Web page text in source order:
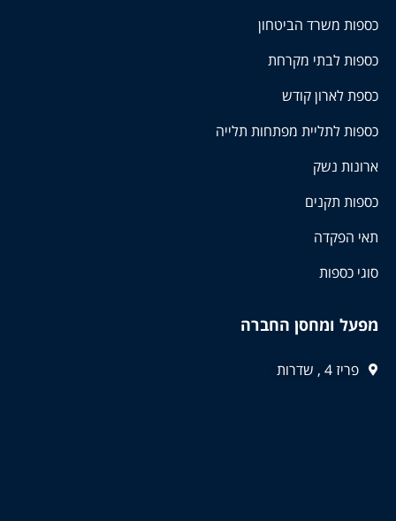
כספות משרד הביטחון
כספות לבתי מקרחת
כספת לארון קודש
כספות לתליית מפתחות תלייה
ארונות נשק
כספות תקנים
תאי הפקדה
סוגי כספות
מפעל ומחסן החברה
פריז 4 , שדרות